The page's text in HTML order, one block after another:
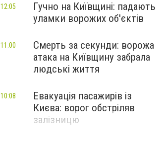
Гучно на Київщині: падають
уламки ворожих об'єктів
12:05
Смерть за секунди: ворожа
атака на Київщину забрала
людські життя
11:00
Евакуація пасажирів із
Києва: ворог обстріляв
залізницю
10:08